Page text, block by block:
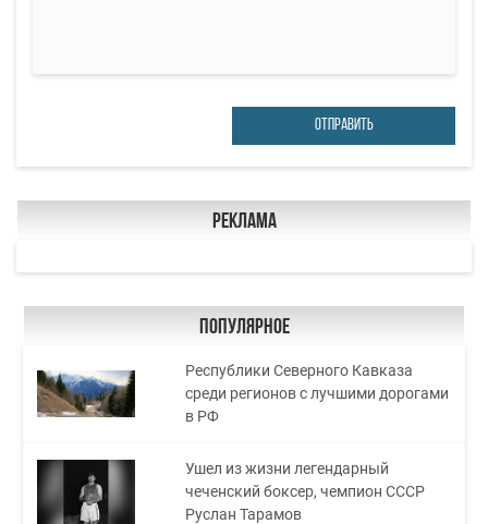
ОТПРАВИТЬ
Реклама
Популярное
Республики Северного Кавказа
среди регионов с лучшими дорогами
в РФ
Ушел из жизни легендарный
чеченский боксер, чемпион СССР
Руслан Тарамов